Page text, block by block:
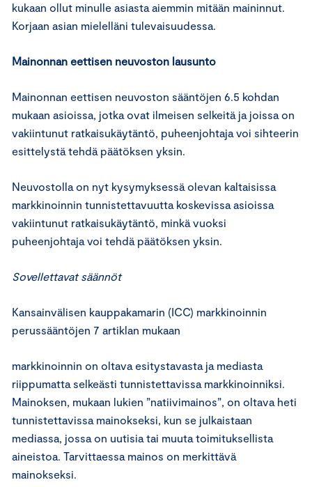
kukaan ollut minulle asiasta aiemmin mitään maininnut.
Korjaan asian mielelläni tulevaisuudessa.
Mainonnan eettisen neuvoston lausunto
Mainonnan eettisen neuvoston sääntöjen 6.5 kohdan
mukaan asioissa, jotka ovat ilmeisen selkeitä ja joissa on
vakiintunut ratkaisukäytäntö, puheenjohtaja voi sihteerin
esittelystä tehdä päätöksen yksin.
Neuvostolla on nyt kysymyksessä olevan kaltaisissa
markkinoinnin tunnistettavuutta koskevissa asioissa
vakiintunut ratkaisukäytäntö, minkä vuoksi
puheenjohtaja voi tehdä päätöksen yksin.
Sovellettavat säännöt
Kansainvälisen kauppakamarin (ICC) markkinoinnin
perussääntöjen 7 artiklan mukaan
markkinoinnin on oltava esitystavasta ja mediasta
riippumatta selkeästi tunnistettavissa markkinoinniksi.
Mainoksen, mukaan lukien ”natiivimainos”, on oltava heti
tunnistettavissa mainokseksi, kun se julkaistaan
mediassa, jossa on uutisia tai muuta toimituksellista
aineistoa. Tarvittaessa mainos on merkittävä
mainokseksi.